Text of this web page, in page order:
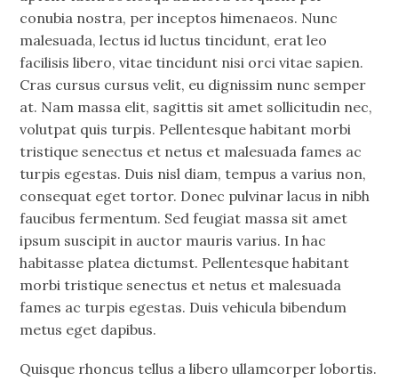
conubia nostra, per inceptos himenaeos. Nunc
malesuada, lectus id luctus tincidunt, erat leo
facilisis libero, vitae tincidunt nisi orci vitae sapien.
Cras cursus cursus velit, eu dignissim nunc semper
at. Nam massa elit, sagittis sit amet sollicitudin nec,
volutpat quis turpis. Pellentesque habitant morbi
tristique senectus et netus et malesuada fames ac
turpis egestas. Duis nisl diam, tempus a varius non,
consequat eget tortor. Donec pulvinar lacus in nibh
faucibus fermentum. Sed feugiat massa sit amet
ipsum suscipit in auctor mauris varius. In hac
habitasse platea dictumst. Pellentesque habitant
morbi tristique senectus et netus et malesuada
fames ac turpis egestas. Duis vehicula bibendum
metus eget dapibus.
Quisque rhoncus tellus a libero ullamcorper lobortis.